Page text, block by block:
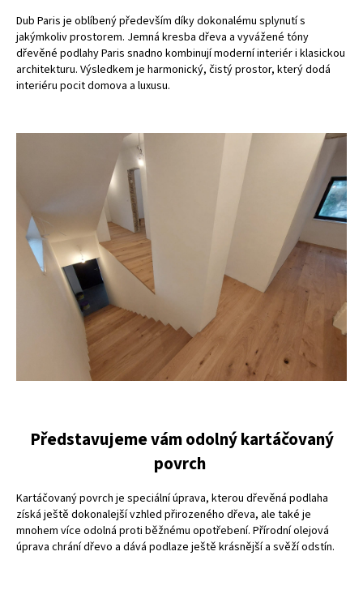
Dub Paris je oblíbený především díky dokonalému splynutí s
jakýmkoliv prostorem. Jemná kresba dřeva a vyvážené tóny
dřevěné podlahy Paris snadno kombinují moderní interiér i klasickou
architekturu. Výsledkem je harmonický, čistý prostor, který dodá
interiéru pocit domova a luxusu.
Představujeme vám odolný kartáčovaný
povrch
Kartáčovaný povrch je speciální úprava, kterou dřevěná podlaha
získá ještě dokonalejší vzhled přirozeného dřeva, ale také je
mnohem více odolná proti běžnému opotřebení. Přírodní olejová
úprava chrání dřevo a dává podlaze ještě krásnější a svěží odstín.